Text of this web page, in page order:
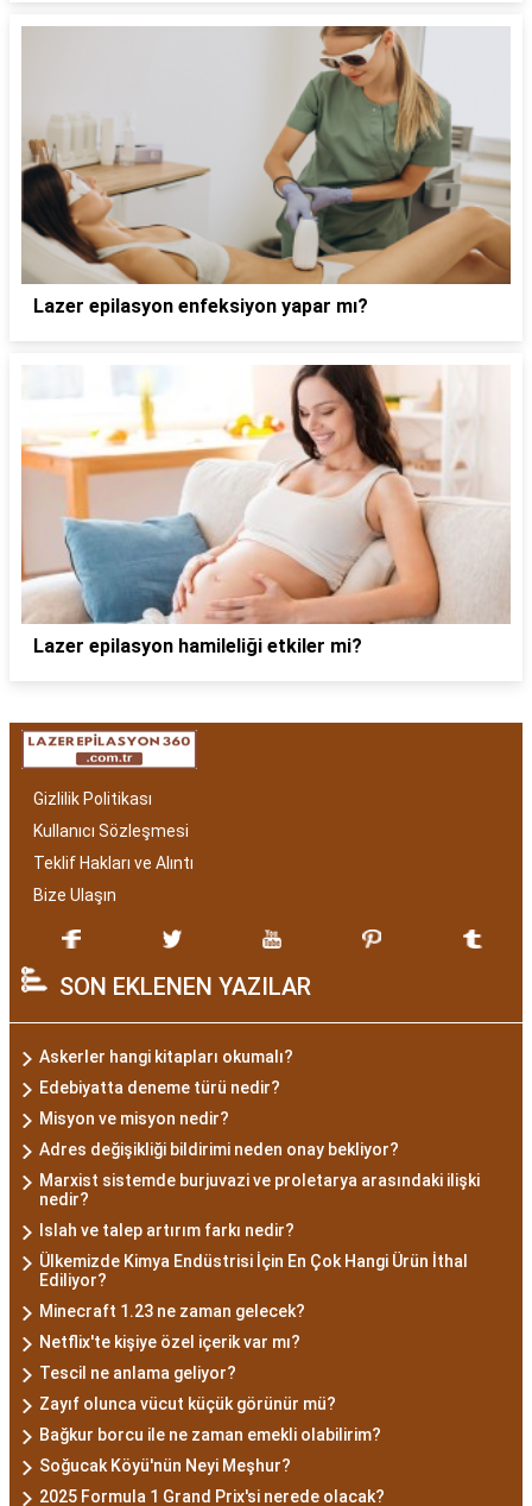
Lazer epilasyon enfeksiyon yapar mı?
Lazer epilasyon hamileliği etkiler mi?
Gizlilik Politikası
Kullanıcı Sözleşmesi
Teklif Hakları ve Alıntı
Bize Ulaşın
SON EKLENEN YAZILAR
Askerler hangi kitapları okumalı?
Edebiyatta deneme türü nedir?
Misyon ve misyon nedir?
Adres değişikliği bildirimi neden onay bekliyor?
Marxist sistemde burjuvazi ve proletarya arasındaki ilişki
nedir?
Islah ve talep artırım farkı nedir?
Ülkemizde Kimya Endüstrisi İçin En Çok Hangi Ürün İthal
Ediliyor?
Minecraft 1.23 ne zaman gelecek?
Netflix'te kişiye özel içerik var mı?
Tescil ne anlama geliyor?
Zayıf olunca vücut küçük görünür mü?
Bağkur borcu ile ne zaman emekli olabilirim?
Soğucak Köyü'nün Neyi Meşhur?
2025 Formula 1 Grand Prix'si nerede olacak?